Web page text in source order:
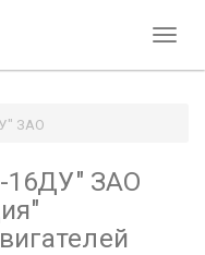
ЗАО
16ДУ" ЗАО